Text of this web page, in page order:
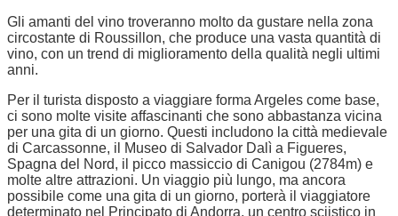
Gli amanti del vino troveranno molto da gustare nella zona
circostante di Roussillon, che produce una vasta quantità di
vino, con un trend di miglioramento della qualità negli ultimi
anni.
Per il turista disposto a viaggiare forma Argeles come base,
ci sono molte visite affascinanti che sono abbastanza vicina
per una gita di un giorno. Questi includono la città medievale
di Carcassonne, il Museo di Salvador Dalì a Figueres,
Spagna del Nord, il picco massiccio di Canigou (2784m) e
molte altre attrazioni. Un viaggio più lungo, ma ancora
possibile come una gita di un giorno, porterà il viaggiatore
determinato nel Principato di Andorra, un centro sciistico in